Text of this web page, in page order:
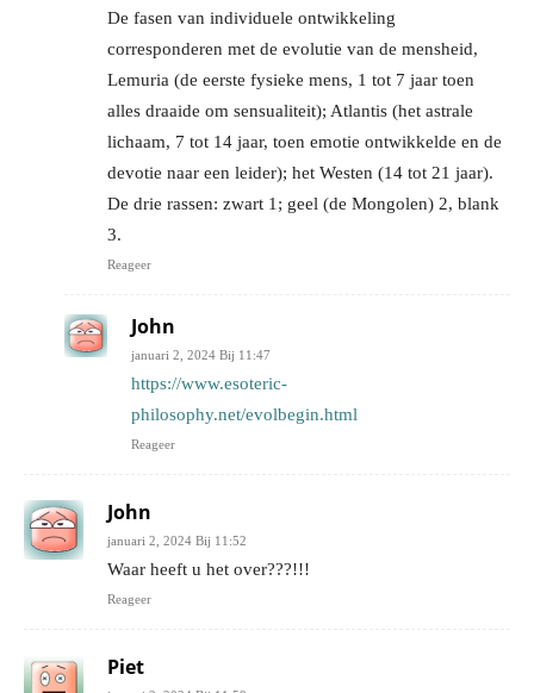
De fasen van individuele ontwikkeling
corresponderen met de evolutie van de mensheid,
Lemuria (de eerste fysieke mens, 1 tot 7 jaar toen
alles draaide om sensualiteit); Atlantis (het astrale
lichaam, 7 tot 14 jaar, toen emotie ontwikkelde en de
devotie naar een leider); het Westen (14 tot 21 jaar).
De drie rassen: zwart 1; geel (de Mongolen) 2, blank
3.
Reageer
John
januari 2, 2024 Bij 11:47
https://www.esoteric-
philosophy.net/evolbegin.html
Reageer
John
januari 2, 2024 Bij 11:52
Waar heeft u het over???!!!
Reageer
Piet